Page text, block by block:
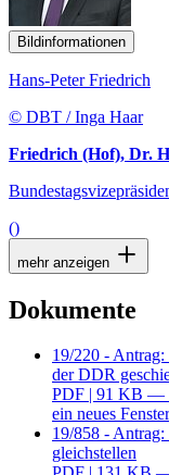
Bildinformationen
Hans-Peter Friedrich
© DBT / Inga Haar
Friedrich (Hof), Dr.
()
mehr anzeigen
Dokumente
19/220 -
der DDR
PDF | 91 KB —
ein neues
19/858 - Antrag:
gleichstellen